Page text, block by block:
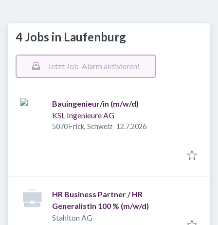
4 Jobs in Laufenburg
Jetzt Job-Alarm aktivieren!
Bauingenieur/in (m/w/d)
KSL Ingenieure AG
5070 Frick, Schweiz Veröffentlicht
12.7.2026
HR Business Partner / HR
GeneralistIn 100 % (m/w/d)
Stahlton AG